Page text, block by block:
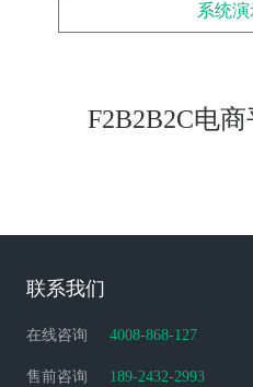
系统
F2B2B2C电
联系我们
在线咨询 4008-868-127
售前咨询 189-2432-2993